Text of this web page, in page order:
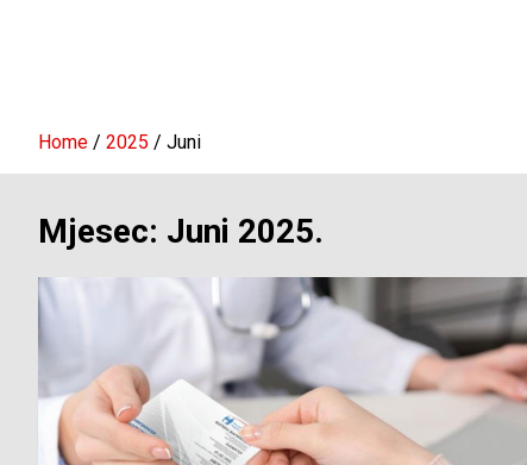
Home 2025 Juni
Mjesec: Juni 2025.